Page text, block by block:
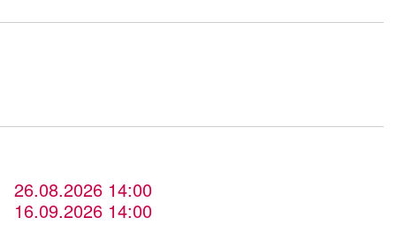
26.08.2026 14:00
16.09.2026 14:00